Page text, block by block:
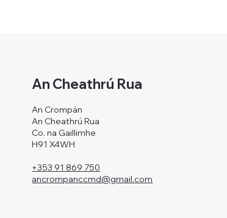
An Crompán
An Cheathrú Rua
Co. na Gaillimhe
H91 X4WH
+353 91 869 750
ancrompanccmd@gmail.com
An Cheathrú Rua